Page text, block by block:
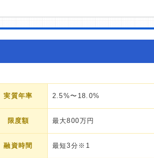
実質年率 2.5%〜18.0%
限度額 最大800万円
融資時間 最短3分※1